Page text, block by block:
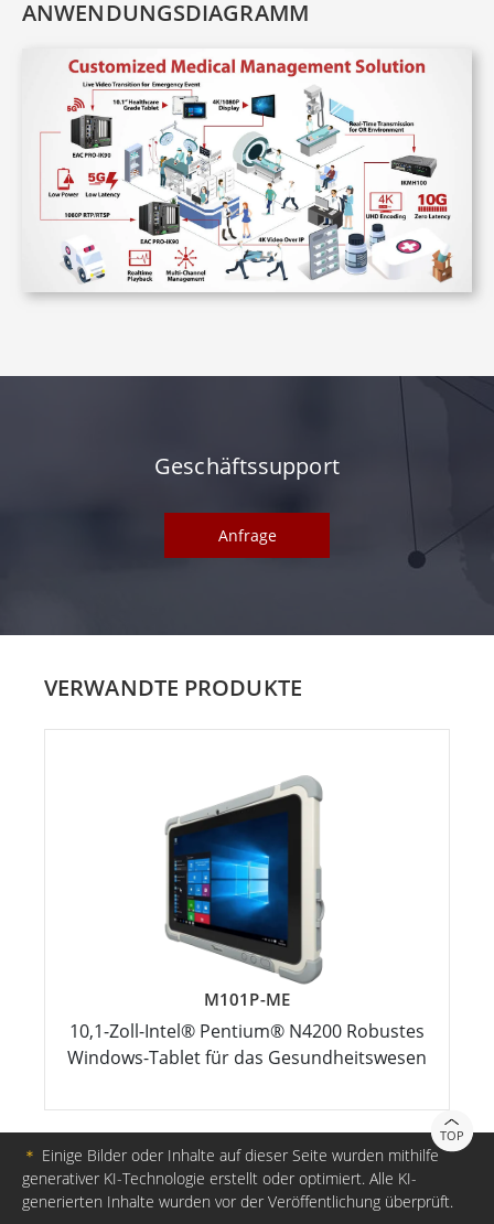
ANWENDUNGSDIAGRAMM
Geschäftssupport
Anfrage
VERWANDTE PRODUKTE
M101P-ME
10,1-Zoll-Intel® Pentium® N4200 Robustes
Windows-Tablet für das Gesundheitswesen
TOP
＊ Einige Bilder oder Inhalte auf dieser Seite wurden mithilfe
generativer KI-Technologie erstellt oder optimiert. Alle KI-
generierten Inhalte wurden vor der Veröffentlichung überprüft.